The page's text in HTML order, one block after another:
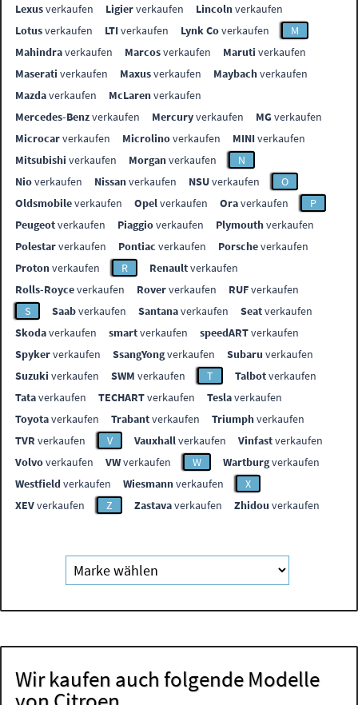
Lexusverkaufen Ligierverkaufen Lincolnverkaufen
Lotusverkaufen LTIverkaufen Lynk Coverkaufen
M
Mahindraverkaufen Marcosverkaufen Maruti verkaufen
Maserati verkaufen Maxusverkaufen Maybachverkaufen
Mazdaverkaufen McLarenverkaufen
Mercedes-Benzverkaufen Mercuryverkaufen MGverkaufen
Microcarverkaufen Microlinoverkaufen MINIverkaufen
Mitsubishi verkaufen Morganverkaufen
N
Nioverkaufen Nissanverkaufen NSUverkaufen
O
Oldsmobileverkaufen Opelverkaufen Oraverkaufen
P
Peugeotverkaufen Piaggioverkaufen Plymouthverkaufen
Polestarverkaufen Pontiac verkaufen Porscheverkaufen
Protonverkaufen R Renaultverkaufen
Rolls-Royceverkaufen Roververkaufen RUFverkaufen
S
Saabverkaufen Santanaverkaufen Seatverkaufen
Skodaverkaufen smartverkaufen speedARTverkaufen
Spykerverkaufen SsangYongverkaufen Subaru verkaufen
Suzuki verkaufen SWM verkaufen T Talbotverkaufen
Tataverkaufen TECHARTverkaufen Teslaverkaufen
Toyotaverkaufen Trabantverkaufen Triumphverkaufen
TVR verkaufen V Vauxhallverkaufen Vinfastverkaufen
Volvoverkaufen VWverkaufen W Wartburgverkaufen
Westfieldverkaufen Wiesmannverkaufen
X
XEVverkaufen Z Zastavaverkaufen Zhidou verkaufen
Wir kaufen auch folgende Modelle